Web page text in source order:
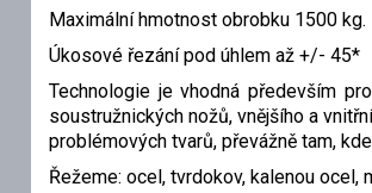
Maximální hmotnost obrobku 1500 kg.
Úkosové řezání pod úhlem až +/- 45*
Technologie je vhodná především
soustružnických nožů, vnějšího a
problémových tvarů, převážně tam,
Řežeme: ocel, tvrdokov, kalenou